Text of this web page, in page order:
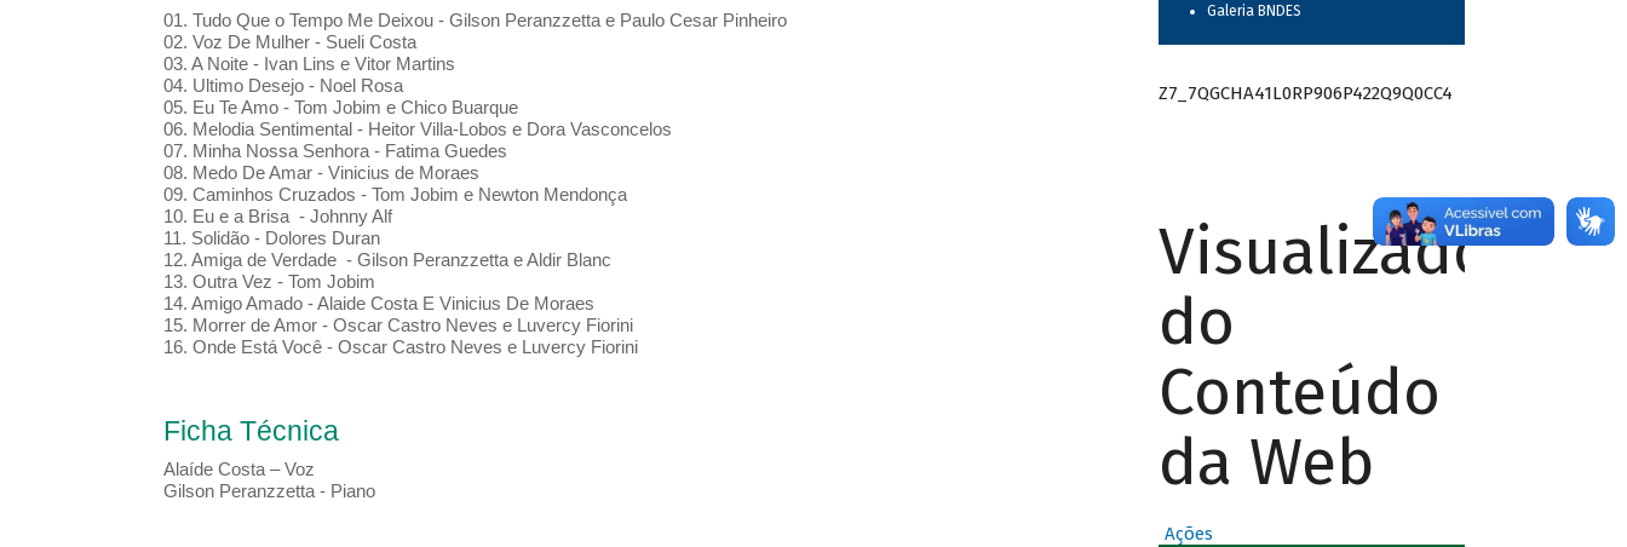
01. Tudo Que o Tempo Me Deixou - Gilson Peranzzetta e Paulo Cesar Pinheiro
02. Voz De Mulher - Sueli Costa
03. A Noite - Ivan Lins e Vitor Martins
04. Ultimo Desejo - Noel Rosa
05. Eu Te Amo - Tom Jobim e Chico Buarque
06. Melodia Sentimental - Heitor Villa-Lobos e Dora Vasconcelos
07. Minha Nossa Senhora - Fatima Guedes
08. Medo De Amar - Vinicius de Moraes
09. Caminhos Cruzados - Tom Jobim e Newton Mendonça
10. Eu e a Brisa - Johnny Alf
11. Solidão - Dolores Duran
12. Amiga de Verdade - Gilson Peranzzetta e Aldir Blanc
13. Outra Vez - Tom Jobim
14. Amigo Amado - Alaide Costa E Vinicius De Moraes
15. Morrer de Amor - Oscar Castro Neves e Luvercy Fiorini
16. Onde Está Você - Oscar Castro Neves e Luvercy Fiorini
Ficha Técnica
Alaíde Costa – Voz
Gilson Peranzzetta - Piano
Galeria BNDES
Z7_7QGCHA41L0RP906P422Q9Q0CC4
Visualizador
do
Conteúdo
da Web
Ações